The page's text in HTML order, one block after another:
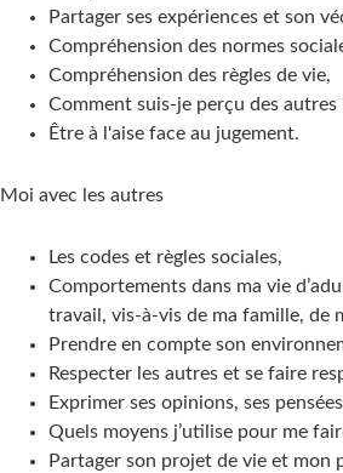
Partager ses expériences et son
Compréhension des normes
Compréhension des règles de vie,
Comment suis-je perçu des autres
Être à l'aise face au jugement.
Moi avec les autres
Les codes et règles sociales,
Comportements dans ma vie
travail, vis-à-vis de ma famille, de
Prendre en compte son
Respecter les autres et se faire
Exprimer ses opinions, ses
Quels moyens j’utilise pour me
Partager son projet de vie et mon